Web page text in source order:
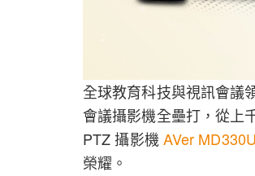
全球教育科技與視訊會議
會議攝影機全壘打，從上
PTZ 攝影機 AVer MD330U
榮耀。